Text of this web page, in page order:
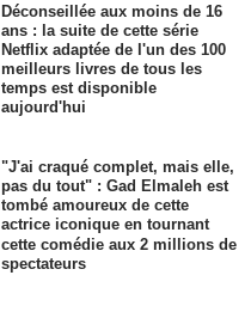
Déconseillée aux moins de 16
ans : la suite de cette série
Netflix adaptée de l'un des 100
meilleurs livres de tous les
temps est disponible
aujourd'hui
"J'ai craqué complet, mais elle,
pas du tout" : Gad Elmaleh est
tombé amoureux de cette
actrice iconique en tournant
cette comédie aux 2 millions de
spectateurs